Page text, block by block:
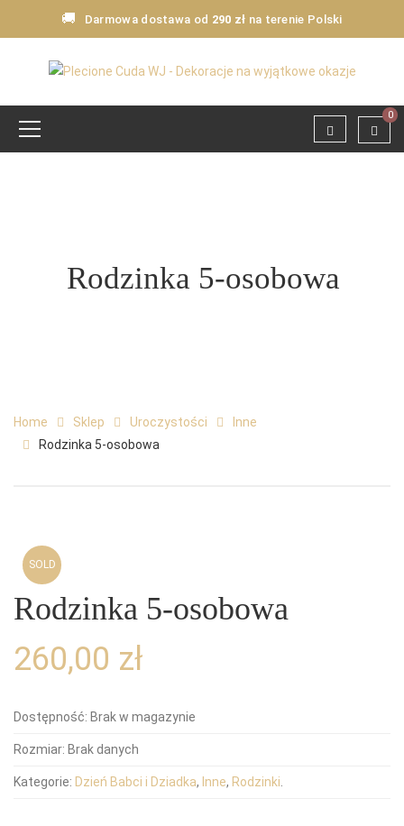
🚚 Darmowa dostawa od 290 zł na terenie Polski
0
Rodzinka 5-osobowa
Home Sklep Uroczystości
Inne
Rodzinka 5-osobowa
SOLD
Rodzinka 5-osobowa
260,00 zł
Dostępność: Brak w magazynie
Rozmiar: Brak danych
Kategorie: Dzień Babci i Dziadka, Inne, Rodzinki